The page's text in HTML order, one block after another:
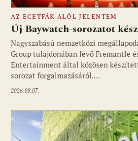
Fotó: media1.hu
AZ ECETFÁK ALÓL JELENTEM
Új Baywatch-sorozatot
Nagyszabású nemzetközi
Group tulajdonában lévő Fremantle
Entertainment által közösen
sorozat forgalmazásáról.…
2026.08.07.